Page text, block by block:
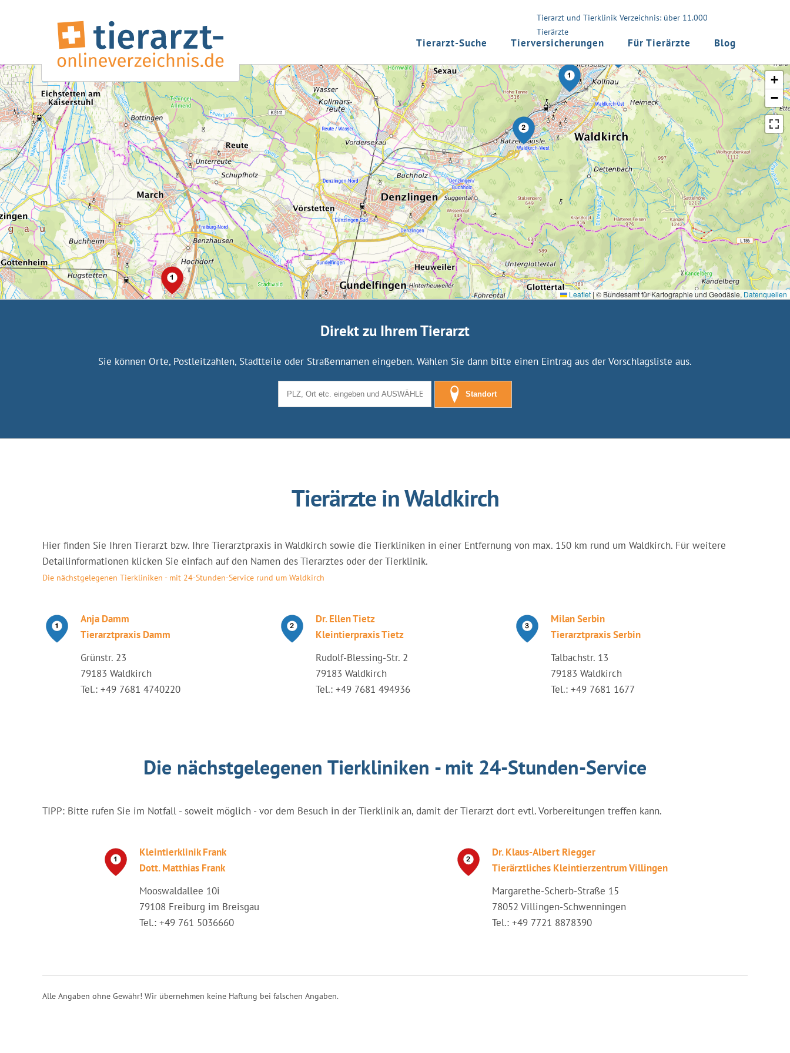
Tierarzt und Tierklinik Verzeichnis: über 11.000
Tierärzte
Tierarzt-Suche Tierversicherungen Für Tierärzte Blog
+
−
Leaflet|© Bundesamt für Kartographie und Geodäsie, Datenquellen
Direkt zu Ihrem Tierarzt
Sie können Orte, Postleitzahlen, Stadtteile oder Straßennamen eingeben. Wählen Sie dann bitte einen Eintrag aus der Vorschlagsliste aus.
Standort
Tierärzte in Waldkirch
Hier finden Sie Ihren Tierarzt bzw. Ihre Tierarztpraxis in Waldkirch sowie die Tierkliniken in einer Entfernung von max. 150 km rund um Waldkirch. Für weitere
Detailinformationen klicken Sie einfach auf den Namen des Tierarztes oder der Tierklinik.
Die nächstgelegenen Tierkliniken - mit 24-Stunden-Service rund um Waldkirch
Anja Damm
Tierarztpraxis Damm
Grünstr. 23
79183 Waldkirch
Tel.: +49 7681 4740220
Dr. Ellen Tietz
Kleintierpraxis Tietz
Rudolf-Blessing-Str. 2
79183 Waldkirch
Tel.: +49 7681 494936
Milan Serbin
Tierarztpraxis Serbin
Talbachstr. 13
79183 Waldkirch
Tel.: +49 7681 1677
Die nächstgelegenen Tierkliniken - mit 24-Stunden-Service
TIPP: Bitte rufen Sie im Notfall - soweit möglich - vor dem Besuch in der Tierklinik an, damit der Tierarzt dort evtl. Vorbereitungen treffen kann.
Kleintierklinik Frank
Dott. Matthias Frank
Mooswaldallee 10i
79108 Freiburg im Breisgau
Tel.: +49 761 5036660
Dr. Klaus-Albert Riegger
Tierärztliches Kleintierzentrum Villingen
Margarethe-Scherb-Straße 15
78052 Villingen-Schwenningen
Tel.: +49 7721 8878390
Alle Angaben ohne Gewähr! Wir übernehmen keine Haftung bei falschen Angaben.